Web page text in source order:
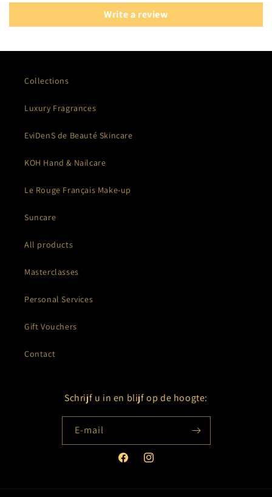
Write a review
Collections
Luxury Fragrances
EviDenS de Beauté Skincare
KOH Hand & Nailcare
Le Rouge Français Make-up
Suncare
All products
Masterclasses
Personal Services
Gift Vouchers
Contact
Schrijf u in en blijf op de hoogte:
E‑mail
FacebookInstagram